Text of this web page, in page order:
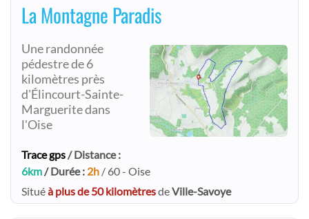
La Montagne Paradis
Une randonnée
pédestre de 6
kilomètres près
d'Élincourt-Sainte-
Marguerite dans
l'Oise
Trace gps/ Distance :
6km/ Durée : 2h / 60 - Oise
Situéà plus de 50 kilomètresdeVille-Savoye